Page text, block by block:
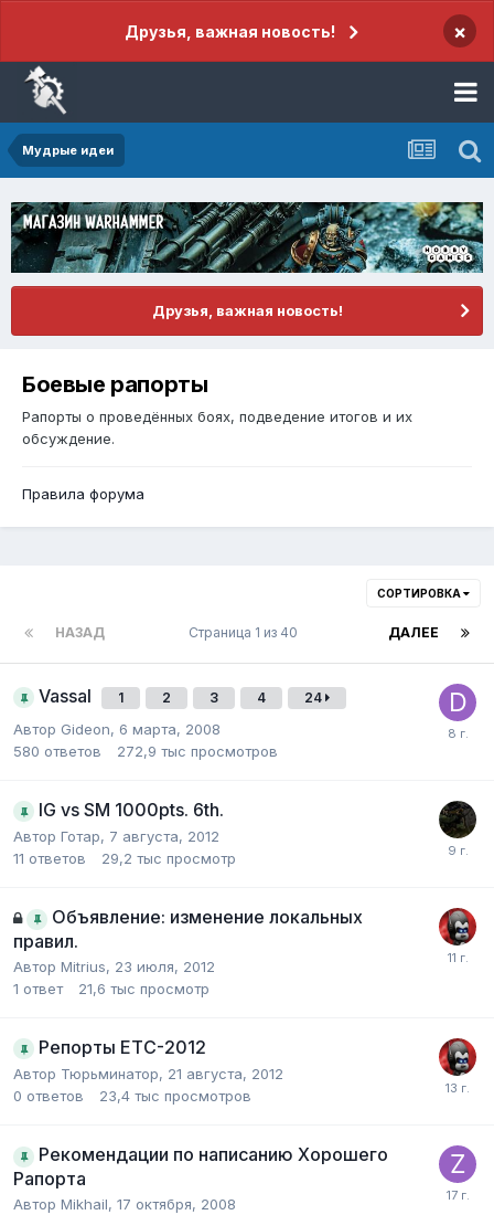
Друзья, важная новость! ×
Мудрые идеи
Друзья, важная новость!
Боевые рапорты
Рапорты о проведённых боях, подведение итогов и их
обсуждение.
Правила форума
СОРТИРОВКА
НАЗАД ДАЛЕЕ
Страница 1 из 40
Vassal 1 2 3 4 24
Автор Gideon, 6 марта, 2008
580 ответов 272,9 тыс просмотров
IG vs SM 1000pts. 6th.
Автор Готар, 7 августа, 2012
11 ответов 29,2 тыс просмотр
Объявление: изменение локальных
правил.
Автор Mitrius, 23 июля, 2012
1 ответ 21,6 тыс просмотр
Репорты ETC-2012
Автор Тюрьминатор, 21 августа, 2012
0 ответов 23,4 тыс просмотров
Рекомендации по написанию Хорошего
Рапорта
Автор Mikhail, 17 октября, 2008